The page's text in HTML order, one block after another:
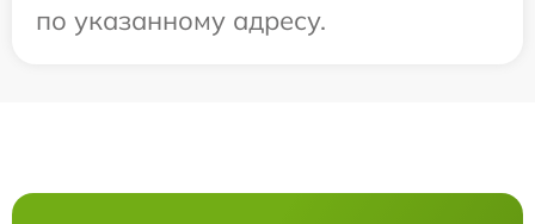
по указанному адресу.